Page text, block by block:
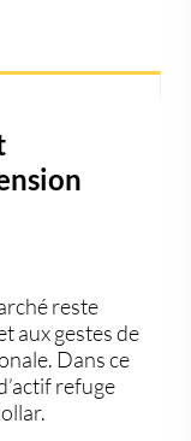
reste
aux gestes de
Dans ce
refuge